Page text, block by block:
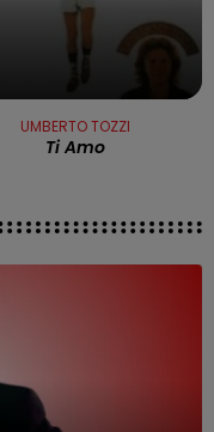
UMBERTO TOZZI
Ti Amo